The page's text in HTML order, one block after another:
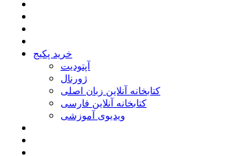
خرید پکیج
ﺁﭘﺘﻮﺩﯾﺖ
ﮊﻭﺭﻧﺎﻝ
کتابخانه آنلاین زبان اصلی
کتابخانه آنلاین فارسی
ویدیوی آموزشی